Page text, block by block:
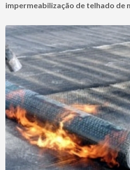
impermeabilização de telhado de